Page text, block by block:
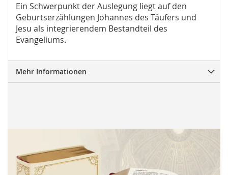
Ein Schwerpunkt der Auslegung liegt auf den
Geburtserzählungen Johannes des Täufers und
Jesu als integrierendem Bestandteil des
Evangeliums.
Mehr Informationen